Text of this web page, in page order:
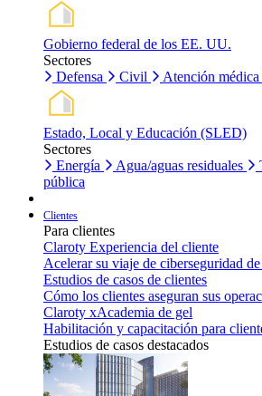
Gobierno federal de los EE. UU.
Sectores
Defensa
Civil Atención médica
Estado, Local y Educación (SLED)
Sectores
Energía
Agua/aguas residuales
pública
Clientes
Para clientes
Claroty Experiencia del cliente
Acelerar su viaje de ciberseguridad
Estudios de casos de clientes
Cómo los clientes aseguran sus
Claroty xAcademia de gel
Habilitación y capacitación para
Estudios de casos destacados